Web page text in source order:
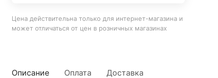
Цена действительна только для интернет-магазина и
может отличаться от цен в розничных магазинах
Описание Оплата Доставка